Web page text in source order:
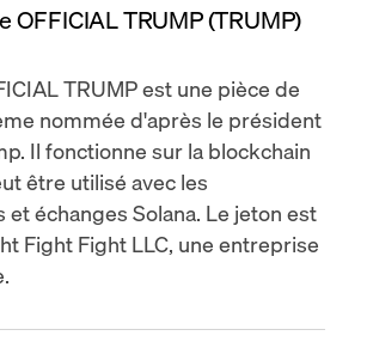
OFFICIAL TRUMP (TRUMP)
TRUMP est une pièce de
nommée d'après le président
Il fonctionne sur la blockchain
être utilisé avec les
échanges Solana. Le jeton est
Fight Fight LLC, une entreprise